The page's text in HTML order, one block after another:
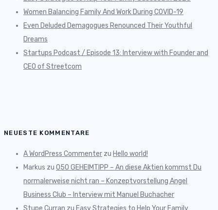
Women Balancing Family And Work During COVID-19
Even Deluded Demagogues Renounced Their Youthful
Dreams
Startups Podcast / Episode 13: Interview with Founder and
CEO of Streetcom
NEUESTE KOMMENTARE
A WordPress Commenter zu Hello world!
Markus zu 050 GEHEIMTIPP – An diese Aktien kommst Du
normalerweise nicht ran – Konzeptvorstellung Angel
Business Club – Interview mit Manuel Buchacher
Stupe Curran zu Easy Strategies to Help Your Family